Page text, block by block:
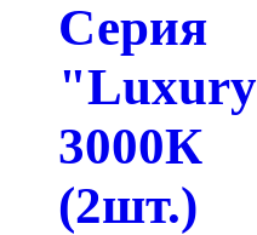
Серия
3000К
(2шт.)